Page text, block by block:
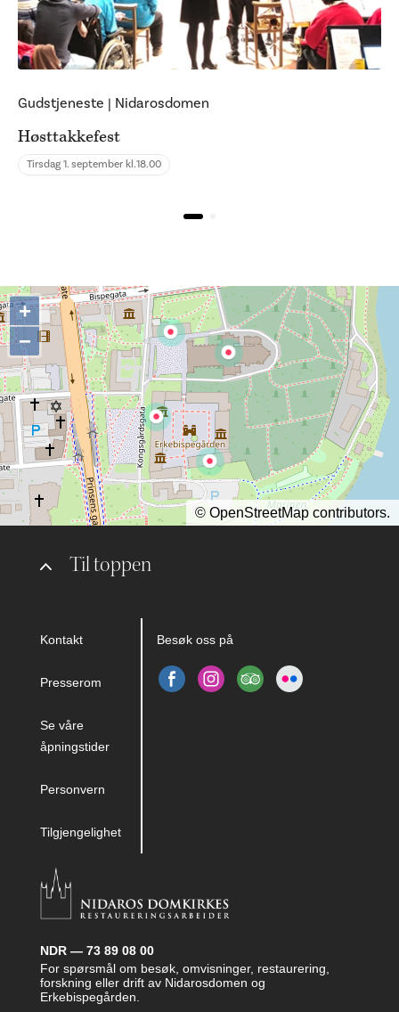
Gudstjeneste | Nidarosdomen
Høsttakkefest
Tirsdag 1. september kl.18.00
Til toppen
Kontakt
Presserom
Se våre
åpningstider
Personvern
Tilgjengelighet
Besøk oss på
NDR — 73 89 08 00
For spørsmål om besøk, omvisninger, restaurering,
forskning eller drift av Nidarosdomen og
Erkebispegården.
+
−
© OpenStreetMap contributors.